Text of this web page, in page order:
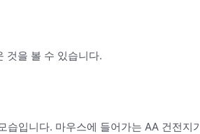
것을 볼 수 있습니다.
습입니다. 마우스에 들어가는 AA 건전지